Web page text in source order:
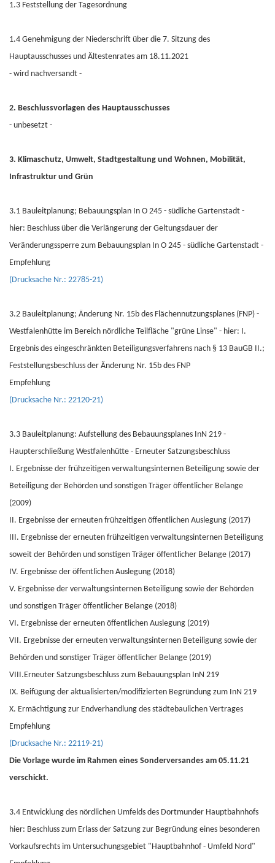
1.3 Feststellung der Tagesordnung
1.4 Genehmigung der Niederschrift über die 7. Sitzung des
Hauptausschusses und Ältestenrates am 18.11.2021
- wird nachversandt -
2. Beschlussvorlagen des Hauptausschusses
- unbesetzt -
3. Klimaschutz, Umwelt, Stadtgestaltung und Wohnen, Mobilität,
Infrastruktur und Grün
3.1 Bauleitplanung; Bebauungsplan In O 245 - südliche Gartenstadt -
hier: Beschluss über die Verlängerung der Geltungsdauer der
Veränderungssperre zum Bebauungsplan In O 245 - südliche Gartenstadt -
Empfehlung
(Drucksache Nr.: 22785-21)
3.2 Bauleitplanung; Änderung Nr. 15b des Flächennutzungsplanes (FNP) -
Westfalenhütte im Bereich nördliche Teilfläche "grüne Linse" - hier: I.
Ergebnis des eingeschränkten Beteiligungsverfahrens nach § 13 BauGB II.;
Feststellungsbeschluss der Änderung Nr. 15b des FNP
Empfehlung
(Drucksache Nr.: 22120-21)
3.3 Bauleitplanung: Aufstellung des Bebauungsplanes InN 219 -
Haupterschließung Westfalenhütte - Erneuter Satzungsbeschluss
I. Ergebnisse der frühzeitigen verwaltungsinternen Beteiligung sowie der
Beteiligung der Behörden und sonstigen Träger öffentlicher Belange
(2009)
II. Ergebnisse der erneuten frühzeitigen öffentlichen Auslegung (2017)
III. Ergebnisse der erneuten frühzeitigen verwaltungsinternen Beteiligung
soweit der Behörden und sonstigen Träger öffentlicher Belange (2017)
IV. Ergebnisse der öffentlichen Auslegung (2018)
V. Ergebnisse der verwaltungsinternen Beteiligung sowie der Behörden
und sonstigen Träger öffentlicher Belange (2018)
VI. Ergebnisse der erneuten öffentlichen Auslegung (2019)
VII. Ergebnisse der erneuten verwaltungsinternen Beteiligung sowie der
Behörden und sonstiger Träger öffentlicher Belange (2019)
VIII.Erneuter Satzungsbeschluss zum Bebauungsplan InN 219
IX. Beifügung der aktualisierten/modifizierten Begründung zum InN 219
X. Ermächtigung zur Endverhandlung des städtebaulichen Vertrages
Empfehlung
(Drucksache Nr.: 22119-21)
Die Vorlage wurde im Rahmen eines Sonderversandes am 05.11.21
verschickt.
3.4 Entwicklung des nördlichen Umfelds des Dortmunder Hauptbahnhofs
hier: Beschluss zum Erlass der Satzung zur Begründung eines besonderen
Vorkaufsrechts im Untersuchungsgebiet "Hauptbahnhof - Umfeld Nord"